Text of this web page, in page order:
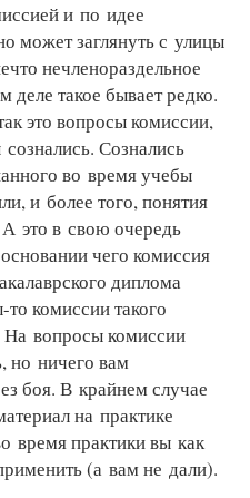
и по идее
может заглянуть с улицы
нечленораздельное
такое бывает редко.
это вопросы комиссии,
Сознались
во время учебы
и более того, понятия
А это в свою очередь
чего комиссия
диплома
комиссии такого
На вопросы комиссии
но ничего вам
боя. В крайнем случае
на практике
время практики вы как
(а вам не дали).